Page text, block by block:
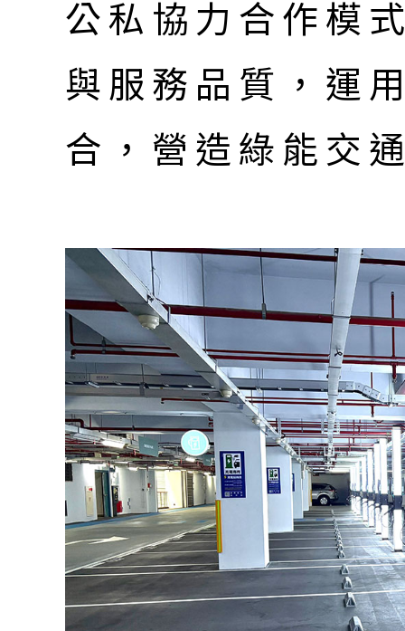
公私協力合作模
與服務品質，運
合，營造綠能交